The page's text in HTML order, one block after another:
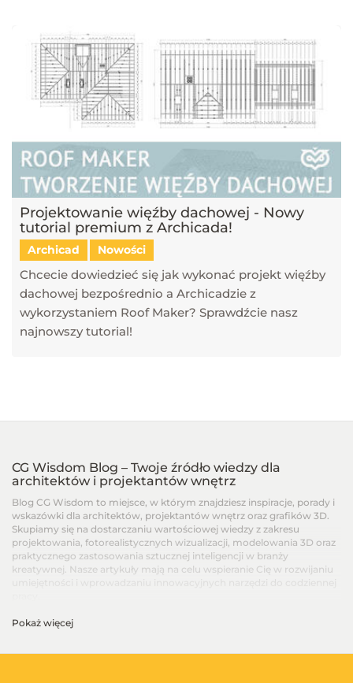
Dowiesz się również, jak sztuczna inteligencja zmienia pracę
projektantów, jakie są najlepsze praktyki w renderingu oraz jak
optymalizować proces projektowy. Śledź nasz blog, aby pozostać na
bieżąco z technologią i rozwijać swoje umiejętności w projektowaniu
przestrzeni i wizualizacji 3D!
Projektowanie więźby dachowej - Nowy
tutorial premium z Archicada!
Archicad Nowości
Chcecie dowiedzieć się jak wykonać projekt więźby
dachowej bezpośrednio a Archicadzie z
wykorzystaniem Roof Maker? Sprawdźcie nasz
najnowszy tutorial!
CG Wisdom Blog – Twoje źródło wiedzy dla
architektów i projektantów wnętrz
Blog CG Wisdom to miejsce, w którym znajdziesz inspiracje, porady i
wskazówki dla architektów, projektantów wnętrz oraz grafików 3D.
Skupiamy się na dostarczaniu wartościowej wiedzy z zakresu
projektowania, fotorealistycznych wizualizacji, modelowania 3D oraz
praktycznego zastosowania sztucznej inteligencji w branży
kreatywnej. Nasze artykuły mają na celu wspieranie Cię w rozwijaniu
Artykuły dla architektów i projektantów wnętrz –
Pokaż więcej